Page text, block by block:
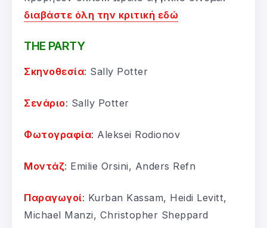
διαβάστε όλη την κριτική εδώ
THE PARTY
Σκηνοθεσία: Sally Potter
Σενάριο: Sally Potter
Φωτογραφία: Aleksei Rodionov
Μοντάζ: Emilie Orsini, Anders Refn
Παραγωγοί: Kurban Kassam, Heidi Levitt,
Michael Manzi, Christopher Sheppard